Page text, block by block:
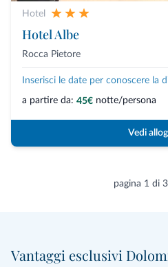
Hotel
Hotel Albe
Rocca Pietore
Inserisci le date per conoscere la
a partire da: 45€ notte/persona
Vedi
pagina 1 di 3
Vantaggi esclusivi